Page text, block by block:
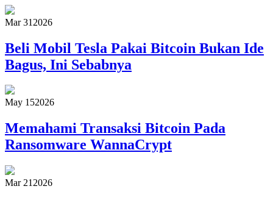
Mar 31 2026
Beli Mobil Tesla Pakai Bitcoin Bukan Ide
Bagus, Ini Sebabnya
May 152026
Memahami Transaksi Bitcoin Pada
Ransomware WannaCrypt
Mar 21 2026